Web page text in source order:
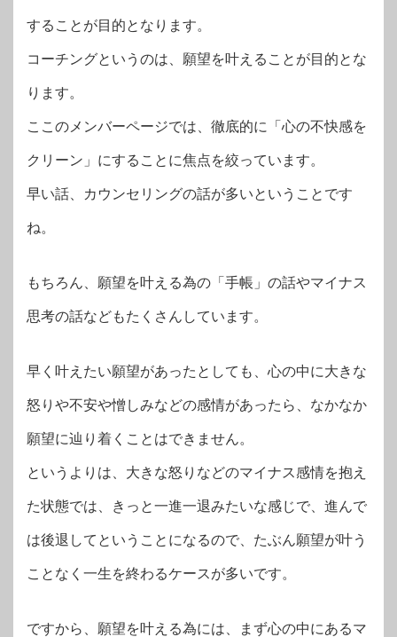
することが目的となります。
コーチングというのは、願望を叶えることが目的とな
ります。
ここのメンバーページでは、徹底的に「心の不快感を
クリーン」にすることに焦点を絞っています。
早い話、カウンセリングの話が多いということです
ね。
もちろん、願望を叶える為の「手帳」の話やマイナス
思考の話などもたくさんしています。
早く叶えたい願望があったとしても、心の中に大きな
怒りや不安や憎しみなどの感情があったら、なかなか
願望に辿り着くことはできません。
というよりは、大きな怒りなどのマイナス感情を抱え
た状態では、きっと一進一退みたいな感じで、進んで
は後退してということになるので、たぶん願望が叶う
ことなく一生を終わるケースが多いです。
ですから、願望を叶える為には、まず心の中にあるマ